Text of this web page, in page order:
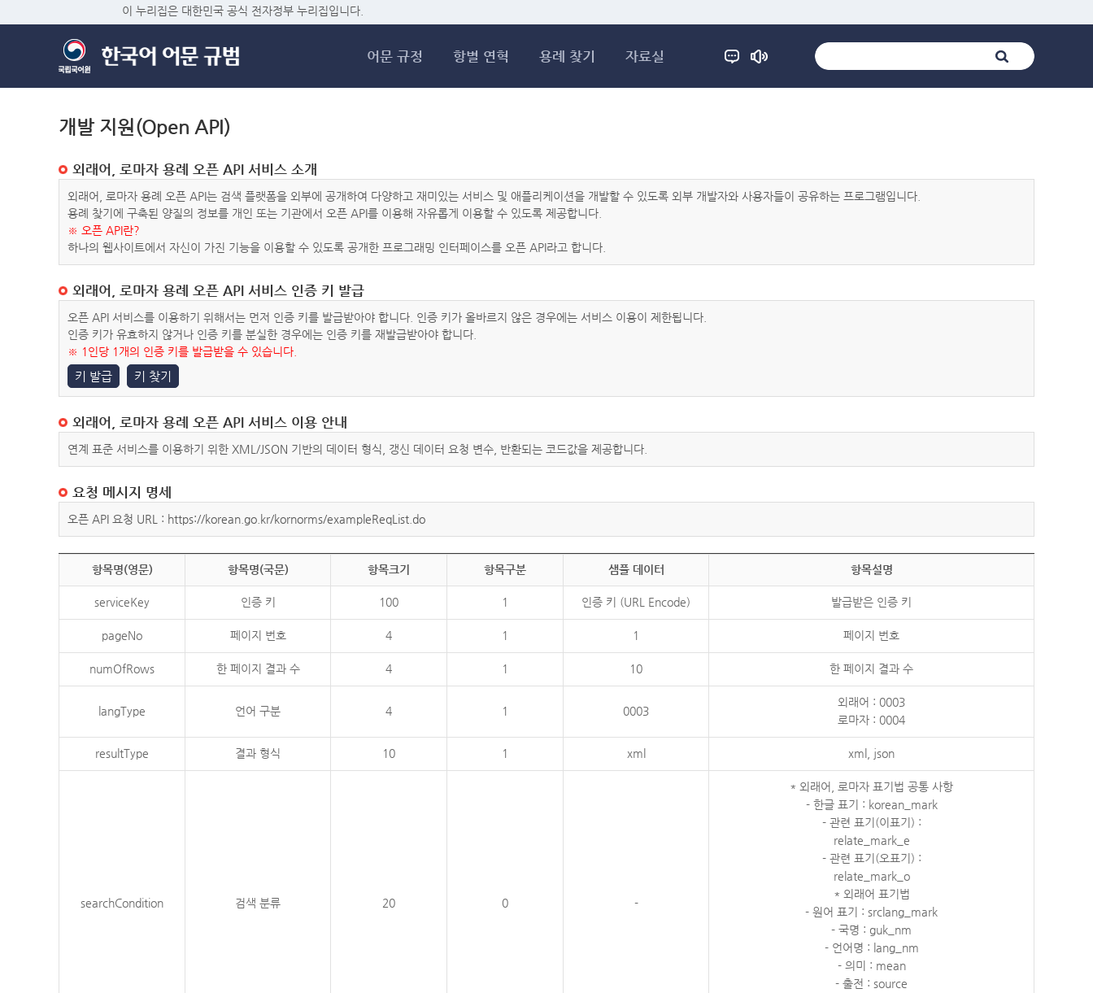
이 누리집은 대한민국 공식 전자정부 누리집입니다.
어문 규정 항별 연혁 용례 찾기 자료실
개발 지원(Open API)
외래어, 로마자 용례 오픈 API 서비스 소개
외래어, 로마자 용례 오픈 API는 검색 플랫폼을 외부에 공개하여 다양하고 재미있는 서비스 및 애플리케이션을 개발할 수 있도록 외부 개발자와 사용자들이 공유하는 프로그램입니다.
용례 찾기에 구축된 양질의 정보를 개인 또는 기관에서 오픈 API를 이용해 자유롭게 이용할 수 있도록 제공합니다.
※ 오픈 API란?
하나의 웹사이트에서 자신이 가진 기능을 이용할 수 있도록 공개한 프로그래밍 인터페이스를 오픈 API라고 합니다.
외래어, 로마자 용례 오픈 API 서비스 인증 키 발급
오픈 API 서비스를 이용하기 위해서는 먼저 인증 키를 발급받아야 합니다. 인증 키가 올바르지 않은 경우에는 서비스 이용이 제한됩니다.
인증 키가 유효하지 않거나 인증 키를 분실한 경우에는 인증 키를 재발급받아야 합니다.
※ 1인당 1개의 인증 키를 발급받을 수 있습니다.
키 발급 키 찾기
외래어, 로마자 용례 오픈 API 서비스 이용 안내
연계 표준 서비스를 이용하기 위한 XML/JSON 기반의 데이터 형식, 갱신 데이터 요청 변수, 반환되는 코드값을 제공합니다.
요청 메시지 명세
오픈 API 요청 URL : https://korean.go.kr/kornorms/exampleReqList.do
항목명(영문) 항목명(국문) 항목크기 항목구분 샘플 데이터 항목설명
serviceKey 인증 키 100 1 인증 키 (URL Encode) 발급받은 인증 키
pageNo 페이지 번호 4 1 1 페이지 번호
numOfRows 한 페이지 결과 수 4 1 10 한 페이지 결과 수
langType 언어 구분 4 1 0003
외래어 : 0003
로마자 : 0004
resultType 결과 형식 10 1 xml xml, json
searchCondition 검색 분류 20 0 -
* 외래어, 로마자 표기법 공통 사항
- 한글 표기 : korean_mark
- 관련 표기(이표기) :
relate_mark_e
- 관련 표기(오표기) :
relate_mark_o
* 외래어 표기법
- 원어 표기 : srclang_mark
- 국명 : guk_nm
- 언어명 : lang_nm
- 의미 : mean
- 출전 : source